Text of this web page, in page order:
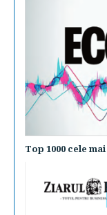
Top 1000 cele